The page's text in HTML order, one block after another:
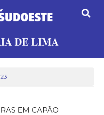
DE LIMA
EM CAPÃO